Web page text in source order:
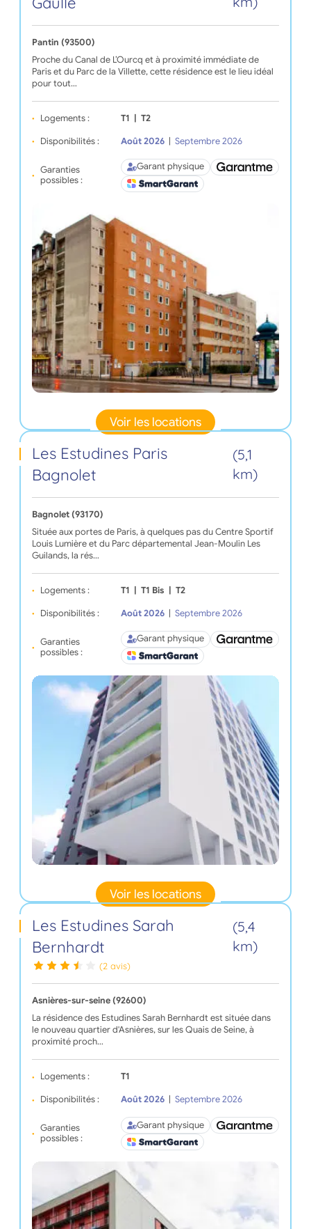
Pantin (93500)
Proche du Canal de L’Ourcq et à proximité immédiate de
Paris et du Parc de la Villette, cette résidence est le lieu idéal
pour tout…
Logements : T1 | T2
Disponibilités : Août 2026 | Septembre 2026
Garanties
possibles :
Garant physique
Voir les locations
Les Estudines Paris
Bagnolet
(5,1
km)
Bagnolet (93170)
Située aux portes de Paris, à quelques pas du Centre Sportif
Louis Lumière et du Parc départemental Jean-Moulin Les
Guilands, la rés…
Logements : T1 | T1 Bis | T2
Disponibilités : Août 2026 | Septembre 2026
Garanties
possibles :
Garant physique
Voir les locations
Les Estudines Sarah
Bernhardt
(5,4
km)
(2 avis)
Asnières-sur-seine (92600)
La résidence des Estudines Sarah Bernhardt est située dans
le nouveau quartier d'Asnières, sur les Quais de Seine, à
proximité proch…
Logements : T1
Disponibilités : Août 2026 Septembre 2026
Garanties
possibles :
Garant physique